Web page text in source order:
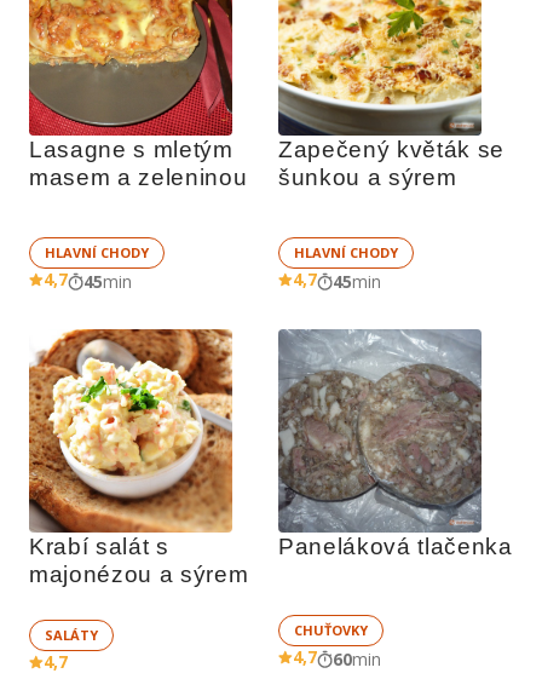
Lasagne s mletým
masem a zeleninou
HLAVNÍ CHODY
4,7 45min
Zapečený květák se
šunkou a sýrem
HLAVNÍ CHODY
4,7 45min
Krabí salát s
majonézou a sýrem
SALÁTY
4,7
Paneláková tlačenka
CHUŤOVKY
4,7 60min